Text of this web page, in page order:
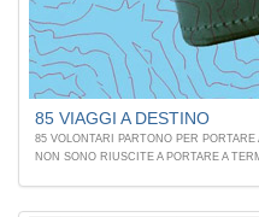
85 VIAGGI A DESTINO
85 VOLONTARI PARTONO PER
NON SONO RIUSCITE A PORTARE A